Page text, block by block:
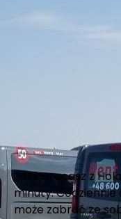
Jeśli wracasz z
minuty.
może zabrać ze